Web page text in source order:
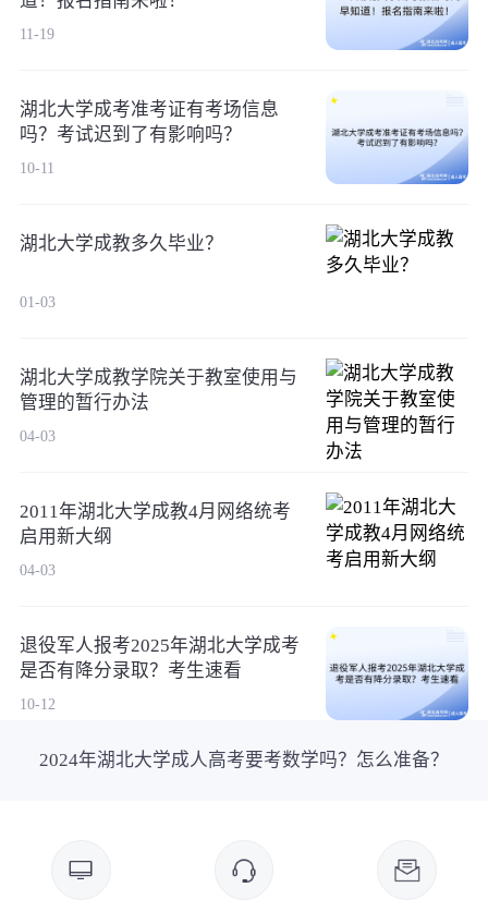
11-19
湖北大学成考准考证有考场信息
吗？考试迟到了有影响吗？
10-11
湖北大学成教多久毕业？
01-03
湖北大学成教学院关于教室使用与
管理的暂行办法
04-03
2011年湖北大学成教4月网络统考
启用新大纲
04-03
退役军人报考2025年湖北大学成考
是否有降分录取？考生速看
10-12
2024年湖北大学成人高考要考数学吗？怎么准备？